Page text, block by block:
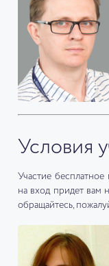
Условия
Участие
на вход придет вам
обращайтесь,